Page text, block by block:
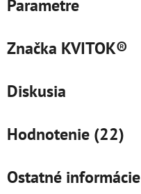
Parametre
Značka KVITOK®
Diskusia
Hodnotenie (22)
Ostatné informácie